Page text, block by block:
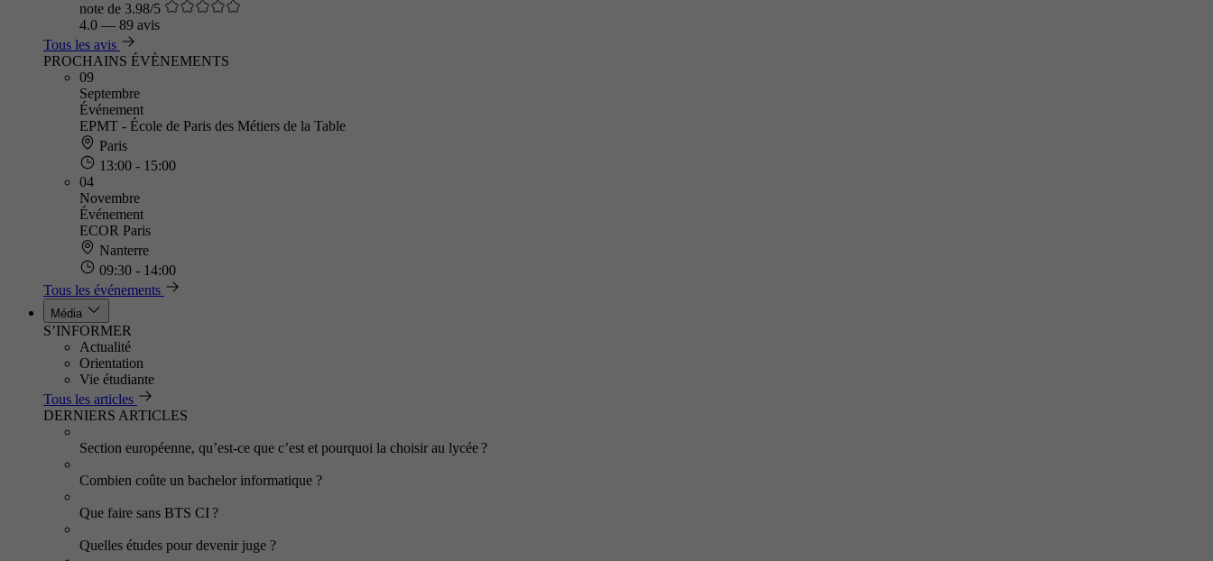
note de 3.98/5
4.0 — 89 avis
Tous les avis
PROCHAINS ÉVÈNEMENTS
09
Septembre
Événement
EPMT - École de Paris des Métiers de la Table
Paris
13:00 - 15:00
04
Novembre
Événement
ECOR Paris
Nanterre
09:30 - 14:00
Tous les événements
Média
S’INFORMER
Actualité
Orientation
Vie étudiante
Tous les articles
DERNIERS ARTICLES
Section européenne, qu’est-ce que c’est et pourquoi la choisir au lycée ?
Combien coûte un bachelor informatique ?
Que faire sans BTS CI ?
Quelles études pour devenir juge ?